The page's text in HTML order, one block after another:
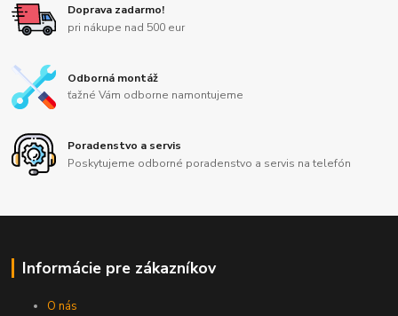
Doprava zadarmo!
pri nákupe nad 500 eur
Odborná montáž
ťažné Vám odborne namontujeme
Poradenstvo a servis
Poskytujeme odborné poradenstvo a servis na telefón
Informácie pre zákazníkov
O nás